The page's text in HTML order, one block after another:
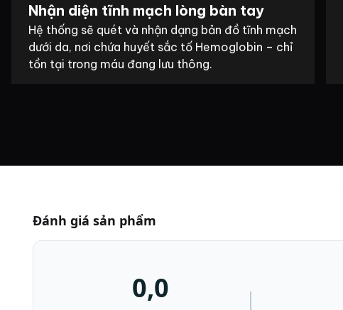
Nhận diện tĩnh mạch lòng bàn tay
Hệ thống sẽ quét và nhận dạng bản đồ tĩnh mạch
dưới da, nơi chứa huyết sắc tố Hemoglobin – chỉ
tồn tại trong máu đang lưu thông.
Đánh giá sản phẩm
0,0